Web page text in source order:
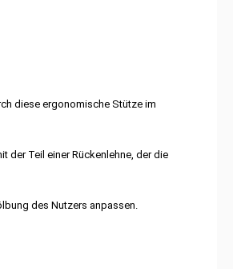
diese ergonomische Stütze im
der Teil einer Rückenlehne, der die
des Nutzers anpassen.